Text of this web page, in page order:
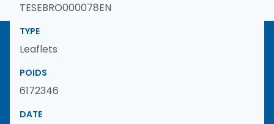
TESEBRO000078EN
TYPE
Leaflets
POIDS
6172346
DATE